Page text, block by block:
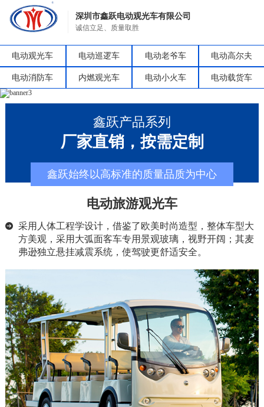
深圳市鑫跃电动观光车有限公司
诚信立足、质量取胜
电动观光车 电动巡逻车 电动老爷车 电动高尔夫
电动消防车 内燃观光车 电动小火车 电动载货车
鑫跃产品系列
厂家直销，按需定制
鑫跃始终以高标准的质量品质为中心
电动旅游观光车
采用人体工程学设计，借鉴了欧美时尚造型，整体车型大
方美观，采用大弧面客车专用景观玻璃，视野开阔；其麦
弗逊独立悬挂减震系统，使驾驶更舒适安全。